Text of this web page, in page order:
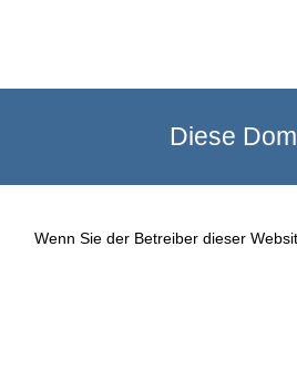
Diese
Wenn Sie der Betreiber dieser